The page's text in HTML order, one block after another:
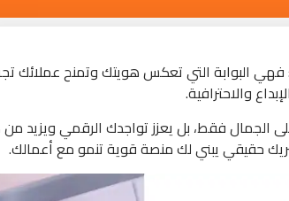
فهي البوابة التي تعكس هويتك وتمنح عملائك
والاحترافية.
الجمال فقط، بل يعزز تواجدك الرقمي ويزيد
حقيقي يبني لك منصة قوية تنمو مع أعمالك.